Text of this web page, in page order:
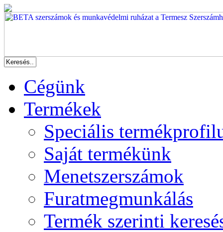
Cégünk
Termékek
Speciális
Saját termékünk
Menetszerszámok
Furatmegmunkálás
Termék szerinti